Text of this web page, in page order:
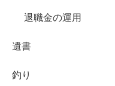
退職金の運用
遺書
釣り